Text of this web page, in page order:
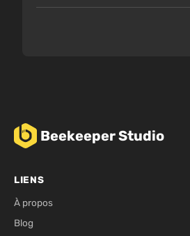
Beekeeper Studio
LIENS
À propos
Blog